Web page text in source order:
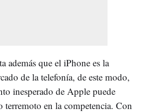
además que el iPhone es la
de la telefonía, de este modo,
inesperado de Apple puede
terremoto en la competencia. Con